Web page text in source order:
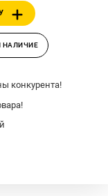
НАЛИЧИЕ
конкурента!